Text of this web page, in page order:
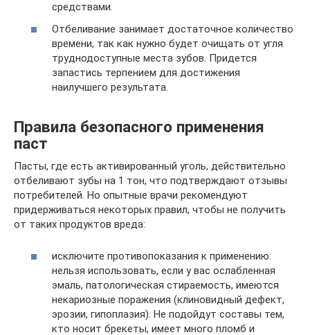
средствами.
Отбеливание занимает достаточное количество
времени, так как нужно будет очищать от угля
труднодоступные места зубов. Придется
запастись терпением для достижения
наилучшего результата.
Правила безопасного применения
паст
Пасты, где есть активированный уголь, действительно
отбеливают зубы на 1 тон, что подтверждают отзывы
потребителей. Но опытные врачи рекомендуют
придерживаться некоторых правил, чтобы не получить
от таких продуктов вреда:
исключите противопоказания к применению:
нельзя использовать, если у вас ослабленная
эмаль, патологическая стираемость, имеются
некариозные поражения (клиновидный дефект,
эрозии, гипоплазия). Не подойдут составы тем,
кто носит брекеты, имеет много пломб и